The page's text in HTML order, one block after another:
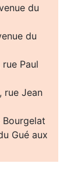
du
du
Paul
rue Jean
Bourgelat
Gué aux